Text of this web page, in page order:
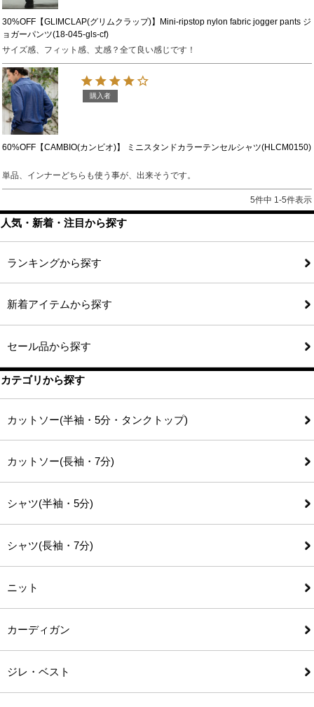
30%OFF【GLIMCLAP(グリムクラップ)】Mini-ripstop nylon fabric jogger pants ジ
ョガーパンツ(18-045-gls-cf)
サイズ感、フィット感、丈感？全て良い感じです！
60%OFF【CAMBIO(カンビオ)】 ミニスタンドカラーテンセルシャツ(HLCM0150)
購入者
単品、インナーどちらも使う事が、出来そうです。
5件中 1-5件表示
人気・新着・注目から探す
ランキングから探す
新着アイテムから探す
セール品から探す
カテゴリから探す
カットソー(半袖・5分・タンクトップ)
カットソー(長袖・7分)
シャツ(半袖・5分)
シャツ(長袖・7分)
ニット
カーディガン
ジレ・ベスト